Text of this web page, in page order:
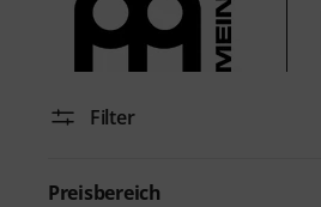
Filter
Preisbereich